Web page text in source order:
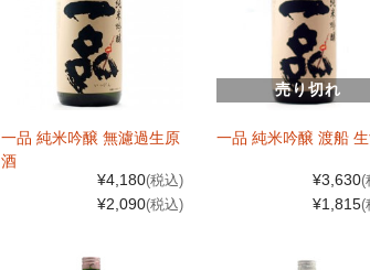
一品 純米吟醸 無濾過生原
酒
¥4,180(税込)
¥2,090(税込)
売り切れ
一品 純米吟醸 渡船
¥3,630(
¥1,815(